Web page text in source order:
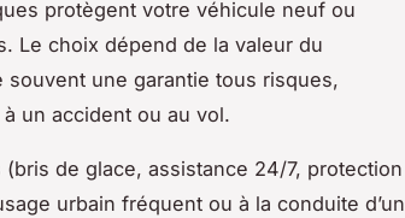
protègent votre véhicule neuf ou
Le choix dépend de la valeur du
une garantie tous risques,
un accident ou au vol.
(bris de glace, assistance 24/7, protection
urbain fréquent ou à la conduite d’un